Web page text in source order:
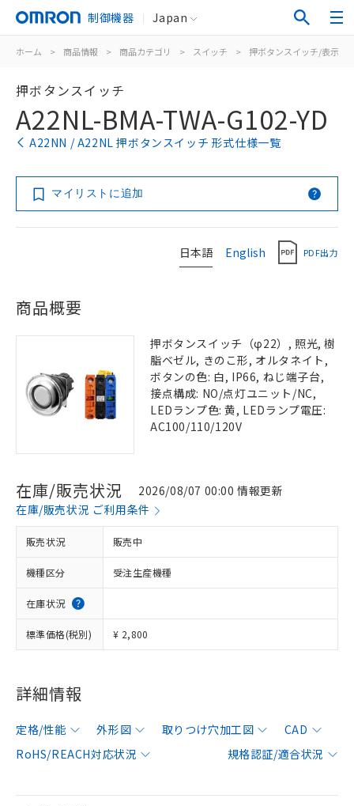
制御機器 Japan
ホーム > 商品情報 > 商品カテゴリ > スイッチ > 押ボタンスイッチ/表示灯
押ボタンスイッチ
A22NL-BMA-TWA-G102-YD
A22NN / A22NL 押ボタンスイッチ 形式仕様一覧
マイリストに追加
日本語 English PDF出力
商品概要
押ボタンスイッチ（φ22）, 照光, 樹
脂ベゼル, きのこ形, オルタネイト,
ボタンの色: 白, IP66, ねじ端子台,
接点構成: NO/点灯ユニット/NC,
LEDランプ色: 黄, LEDランプ電圧:
AC100/110/120V
在庫/販売状況
2026/08/07 00:00 情報更新
在庫/販売状況 ご利用条件
販売状況 販売中
機種区分 受注生産機種
在庫状況
標準価格(税別) ¥ 2,800
詳細情報
定格/性能 外形図 取りつけ穴加工図
CAD
RoHS/REACH対応状況
規格認証/適合状況